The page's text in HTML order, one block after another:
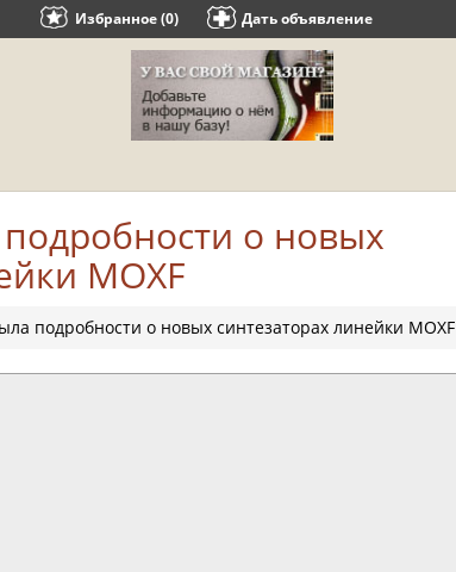
Избранное (0) Дать объявление
о новых
MOXF
подробности о новых синтезаторах линейки MOXF